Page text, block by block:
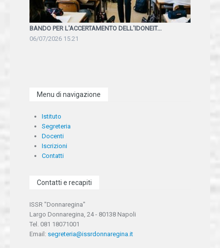
BANDO PER L'ACCERTAMENTO DELL'IDONEIT...
06/07/2026 15.21
Menu di navigazione
Istituto
Segreteria
Docenti
Iscrizioni
Contatti
Contatti e recapiti
ISSR "Donnaregina"
Largo Donnaregina, 24 - 80138 Napoli
Tel. 081 18071001
Email: segreteria@issrdonnaregina.it